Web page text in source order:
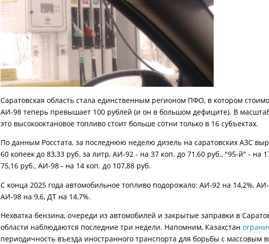
Саратовская область стала единственным регионом ПФО, в котором
АИ-98 теперь превышает 100 рублей (и он в большом дефиците). В
это высокооктановое топливо стоит больше сотни только в 16 субъектах.
По данным Росстата, за последнюю неделю дизель на саратовских АЗС
60 копеек до 83,33 руб. за литр, АИ-92 - на 37 коп. до 71,60 руб., "95-й" - на
75,16 руб., АИ-98 - на 14 коп. до 107,88 руб.
С конца 2025 года автомобильное топливо подорожало: АИ-92 на 14,2%,
АИ-98 на 9,6, ДТ на 14,7%.
Нехватка бензина, очереди из автомобилей и закрытые заправки в
области наблюдаются последние три недели. Напомним, Казахстан
периодичность въезда иностранного транспорта для борьбы с массовым